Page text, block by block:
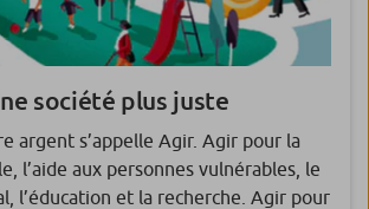
société plus juste
argent s’appelle Agir. Agir pour la
l’aide aux personnes vulnérables, le
l’éducation et la recherche. Agir pour